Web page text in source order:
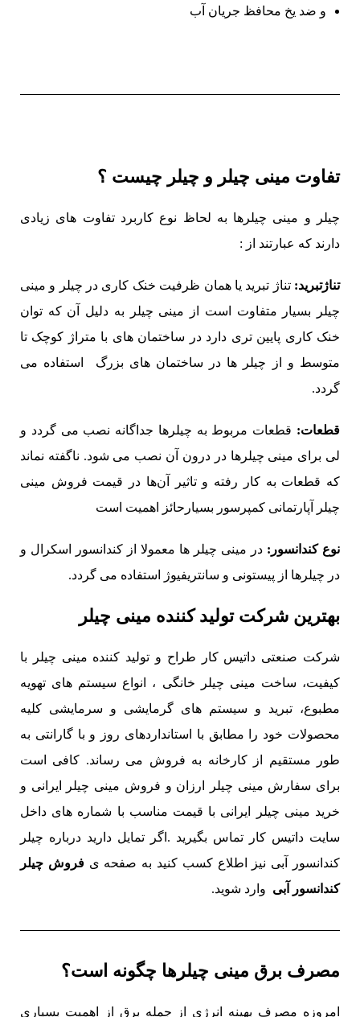
و ضد یخ محافظ جریان آب
تفاوت مینی چیلر و چیلر چیست ؟
چیلر و مینی چیلرها به لحاظ نوع کاربرد تفاوت های زیادی
دارند که عبارتند از :
تناژتبرید: تناژ تبرید یا همان ظرفیت خنک کاری در چیلر و مینی
چیلر بسیار متفاوت است از مینی چیلر به دلیل آن که توان
خنک کاری پایین تری دارد در ساختمان های با متراژ کوچک تا
متوسط و از چیلر ها در ساختمان های بزرگ استفاده می
گردد.
قطعات: قطعات مربوط به چیلرها جداگانه نصب می گردد و
لی برای مینی چیلرها در درون آن نصب می شود. ناگفته نماند
که قطعات به کار رفته و تاثیر آن‌ها در قیمت فروش مینی
چیلر آپارتمانی کمپرسور بسیارحائز اهمیت است
نوع کندانسور : در مینی چیلر ها معمولا از کندانسور اسکرال و
در چیلرها از پیستونی و سانتریفیوژ استفاده می گردد.
بهترین شرکت تولید کننده مینی چیلر
شرکت صنعتی داتیس کار طراح و تولید کننده مینی چیلر با
کیفیت، ساخت مینی چیلر خانگی ، انواع سیستم های تهویه
مطبوع، تبرید و سیستم های گرمایشی و سرمایشی کلیه
محصولات خود را مطابق با استانداردهای روز و با گارانتی به
طور مستقیم از کارخانه به فروش می رساند. کافی است
برای سفارش مینی چیلر ارزان و فروش مینی چیلر ایرانی و
خرید مینی چیلر ایرانی با قیمت مناسب با شماره های داخل
سایت داتیس کار تماس بگیرید .اگر تمایل دارید درباره چیلر
کندانسور آبی نیز اطلاع کسب کنید به صفحه یفروش چیلر
کندانسور آبی وارد شوید.
مصرف برق مینی چیلرها چگونه است؟
امروزه مصرف بهینه انرژی از جمله برق از اهمیت بسیاری